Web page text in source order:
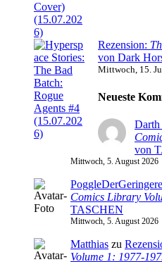
Rezension:
von Dark
Mittwoch, 15.
Neueste
von
Mittwoch, 5. August 2026
PoggleDerGeringere
Comics Library
TASCHEN
Mittwoch, 5. August 2026
Matthias zu
Volume 1: 1977-